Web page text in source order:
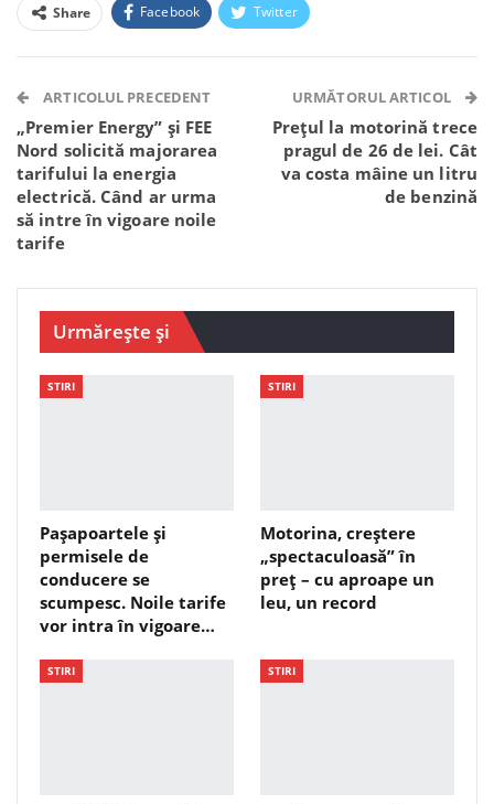
Share Facebook Twitter
Telegram WhatsApp Viber
ARTICOLUL PRECEDENT
„Premier Energy” și FEE
Nord solicită majorarea
tarifului la energia
electrică. Când ar urma
să intre în vigoare noile
tarife
URMĂTORUL ARTICOL
Prețul la motorină trece
pragul de 26 de lei. Cât
va costa mâine un litru
de benzină
Urmărește și
STIRI
Pașapoartele și
permisele de
conducere se
scumpesc. Noile tarife
vor intra în vigoare…
STIRI
Motorina, creștere
„spectaculoasă” în
preț – cu aproape un
leu, un record
STIRI STIRI